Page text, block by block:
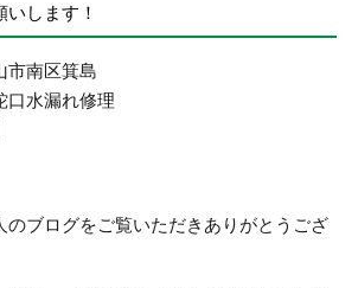
します！
市南区箕島
口水漏れ修理
のブログをご覧いただきありがとうござ